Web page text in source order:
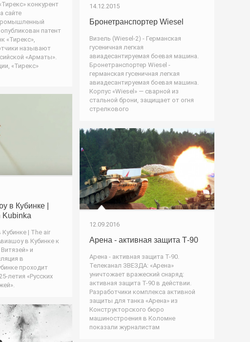
конкурент
сайте
патент
«Тирекс»,
называют
«Арматы».
«Тирекс»
14.12.2015
Бронетранспортер Wiesel
Визель (Wiesel-2) - Германская
гусеничная легкая
авиадесантируемая боевая машина.
Бронетранспортер Wiesel -
германская гусеничная легкая
авиадесантируемая боевая машина.
Корпус «Wiesel» — сварной из
стальной брони, защищает от огня
стрелкового
в Кубинке |
Kubinka
| The air
в Кубинке к
и
в
проходит
летия «Русских
12.09.2016
Арена - активная защита Т-90
Арена - активная защита Т-90.
Телеканал ЗВЕЗДА: «Арена»
уничтожает вражеский снаряд:
активная защита Т-90 в действии.
Разработчики комплекса активной
защиты для танка «Арена» из
Конструкторского бюро
машиностроения в Коломне
показали журналистам